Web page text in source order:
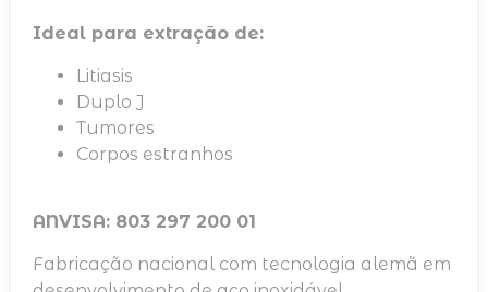
Ideal para extração de:
Litiasis
Duplo J
Tumores
Corpos estranhos
ANVISA: 803 297 200 01
Fabricação nacional com tecnologia alemã em